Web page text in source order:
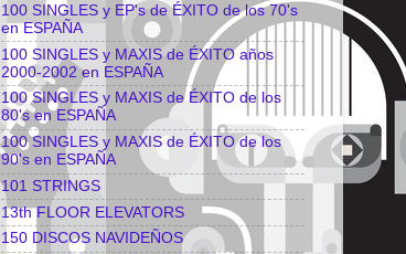
100 SINGLES y EP's de ÉXITO de los 70's
en ESPAÑA
100 SINGLES y MAXIS de ÉXITO años
2000-2002 en ESPAÑA
100 SINGLES y MAXIS de ÉXITO de los
80's en ESPAÑA
100 SINGLES y MAXIS de ÉXITO de los
90's en ESPAÑA
101 STRINGS
13th FLOOR ELEVATORS
150 DISCOS NAVIDEÑOS